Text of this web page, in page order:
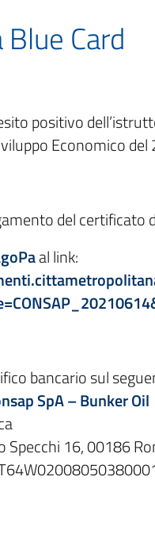
Card
positivo
Economico
del
al link:
bancario sul
SpA – Bunker Oil
Specchi 16, 00186